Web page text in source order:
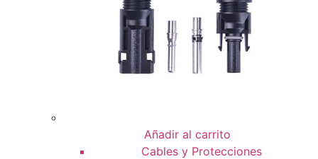
Añadir al carrito
Cables y Protecciones